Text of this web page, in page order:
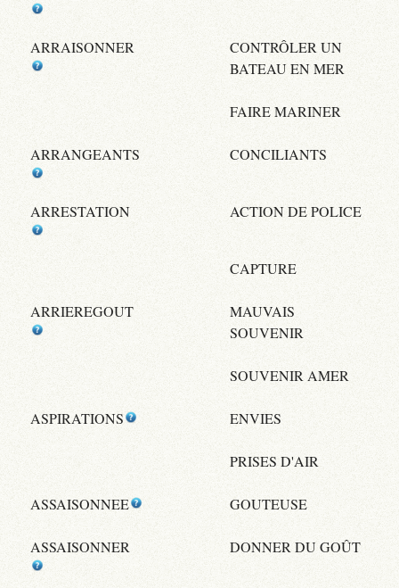
ARRAISONNER
CONTRÔLER UN
BATEAU EN MER
FAIRE MARINER
ARRANGEANTS CONCILIANTS
ARRESTATION ACTION DE POLICE
CAPTURE
ARRIEREGOUT
MAUVAIS
SOUVENIR
SOUVENIR AMER
ASPIRATIONS ENVIES
PRISES D'AIR
ASSAISONNEE GOUTEUSE
ASSAISONNER DONNER DU GOÛT